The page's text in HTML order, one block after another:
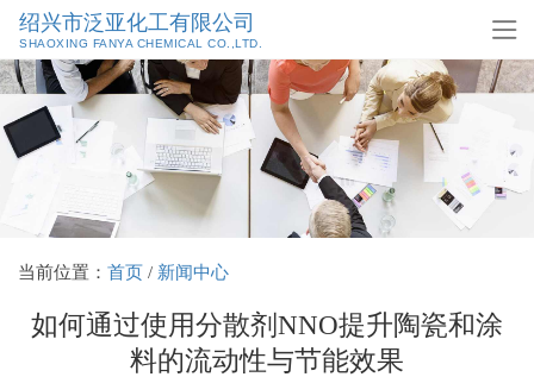
绍兴市泛亚化工有限公司
SHAOXING FANYA CHEMICAL CO.,LTD.
当前位置： 首页 / 新闻中心
如何通过使用分散剂NNO提升陶瓷和涂
料的流动性与节能效果